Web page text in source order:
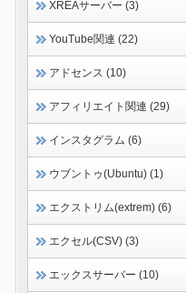
XREAサーバー (3)
YouTube関連 (22)
アドセンス (10)
アフィリエイト関連 (29)
インスタグラム (6)
ウブントゥ(Ubuntu) (1)
エクストリム(extrem) (6)
エクセル(CSV) (3)
エックスサーバー (10)